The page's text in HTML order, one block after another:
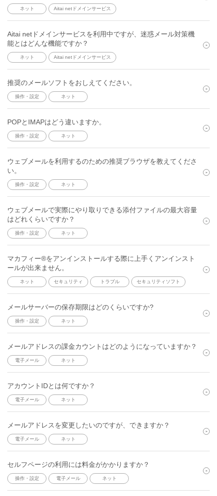
ネット Aitai netドメインサービス
Aitai netドメインサービスを利用中ですが、迷惑メール対策機
能とはどんな機能ですか？
ネット Aitai netドメインサービス
推奨のメールソフトをおしえてください。
操作・設定 ネット
POPとIMAPはどう違いますか。
操作・設定 ネット
ウェブメールを利用するのための推奨ブラウザを教えてくださ
い。
操作・設定 ネット
ウェブメールで実際にやり取りできる添付ファイルの最大容量
はどれくらいですか？
操作・設定 ネット
マカフィー®をアンインストールする際に上手くアンインスト
ールが出来ません。
ネット セキュリティ トラブル セキュリティソフト
メールサーバーの保存期限はどのくらいですか?
操作・設定 ネット
メールアドレスの課金カウントはどのようになっていますか？
電子メール ネット
アカウントIDとは何ですか？
電子メール ネット
メールアドレスを変更したいのですが、できますか？
電子メール ネット
セルフページの利用には料金がかかりますか？
操作・設定 電子メール ネット